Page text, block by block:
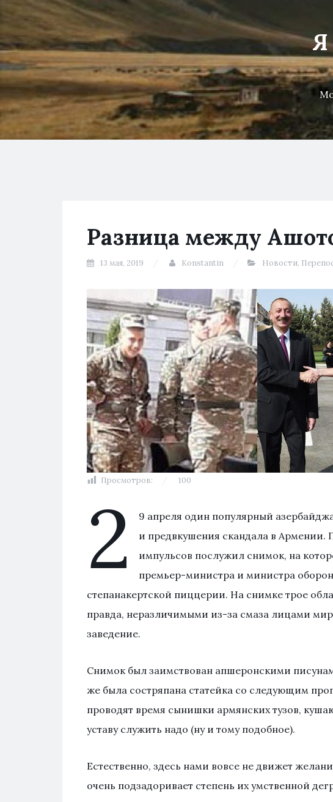
Я
Разница между
13 мая, 2019 Konstantin Новости,
Просмотров: 100
2
9 апреля один популярный
и предвкушения скандала в Армении.
импульсов послужил снимок, на
премьер-министра и министра
степанакертской пиццерии. На снимке трое
правда, неразличимыми из-за смаза лицами
заведение.
Снимок был заимствован апшеронскими
же была состряпана статейка со следующим
проводят время сынишки армянских тузов,
уставу служить надо (ну и тому подобное).
Естественно, здесь нами вовсе не движет
очень подзадоривает степень их умственной